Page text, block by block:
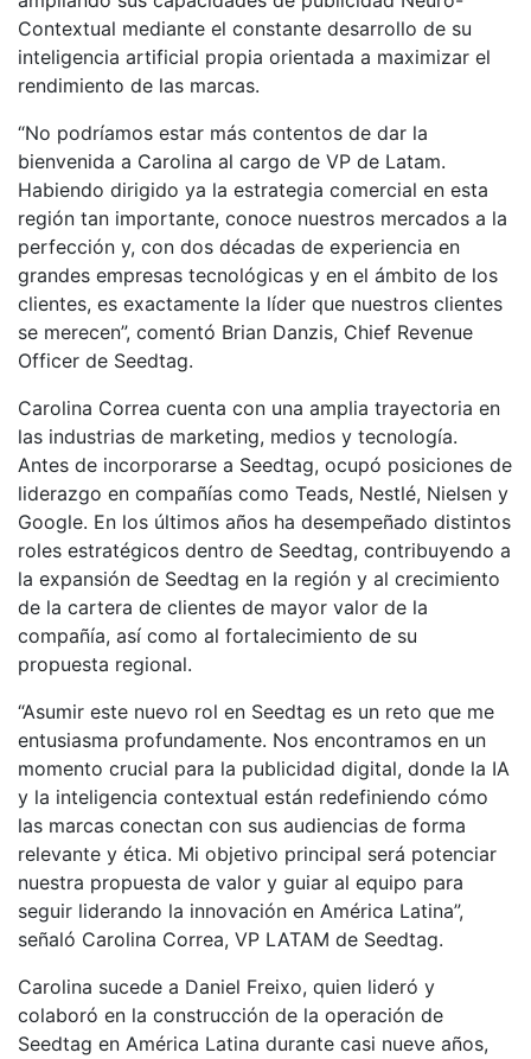
Contextual mediante el constante desarrollo de su
inteligencia artificial propia orientada a maximizar el
rendimiento de las marcas.
“No podríamos estar más contentos de dar la
bienvenida a Carolina al cargo de VP de Latam.
Habiendo dirigido ya la estrategia comercial en esta
región tan importante, conoce nuestros mercados a la
perfección y, con dos décadas de experiencia en
grandes empresas tecnológicas y en el ámbito de los
clientes, es exactamente la líder que nuestros clientes
se merecen”, comentó Brian Danzis, Chief Revenue
Officer de Seedtag.
Carolina Correa cuenta con una amplia trayectoria en
las industrias de marketing, medios y tecnología.
Antes de incorporarse a Seedtag, ocupó posiciones de
liderazgo en compañías como Teads, Nestlé, Nielsen y
Google. En los últimos años ha desempeñado distintos
roles estratégicos dentro de Seedtag, contribuyendo a
la expansión de Seedtag en la región y al crecimiento
de la cartera de clientes de mayor valor de la
compañía, así como al fortalecimiento de su
propuesta regional.
“Asumir este nuevo rol en Seedtag es un reto que me
entusiasma profundamente. Nos encontramos en un
momento crucial para la publicidad digital, donde la IA
y la inteligencia contextual están redefiniendo cómo
las marcas conectan con sus audiencias de forma
relevante y ética. Mi objetivo principal será potenciar
nuestra propuesta de valor y guiar al equipo para
seguir liderando la innovación en América Latina”,
señaló Carolina Correa, VP LATAM de Seedtag.
Carolina sucede a Daniel Freixo, quien lideró y
colaboró en la construcción de la operación de
Seedtag en América Latina durante casi nueve años,